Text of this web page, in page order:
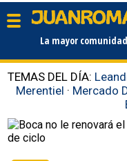
La mayor
TEMAS DEL DÍA:
Merentiel · Mercado